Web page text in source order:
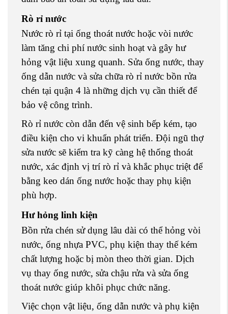
Rò rỉ nước
Nước rò rỉ tại ống thoát nước hoặc vòi nước
làm tăng chi phí nước sinh hoạt và gây hư
hỏng vật liệu xung quanh. Sửa ống nước, thay
ống dẫn nước và sửa chữa rò rỉ nước bồn rửa
chén tại quận 4 là những dịch vụ cần thiết để
bảo vệ công trình.
Rò rỉ nước còn dẫn đến vệ sinh bếp kém, tạo
điều kiện cho vi khuẩn phát triển. Đội ngũ thợ
sửa nước sẽ kiểm tra kỹ càng hệ thống thoát
nước, xác định vị trí rò rỉ và khắc phục triệt để
bằng keo dán ống nước hoặc thay phụ kiện
phù hợp.
Hư hỏng linh kiện
Bồn rửa chén sử dụng lâu dài có thể hỏng vòi
nước, ống nhựa PVC, phụ kiện thay thế kém
chất lượng hoặc bị mòn theo thời gian. Dịch
vụ thay ống nước, sửa chậu rửa và sửa ống
thoát nước giúp khôi phục chức năng.
Việc chọn vật liệu, ống dẫn nước và phụ kiện